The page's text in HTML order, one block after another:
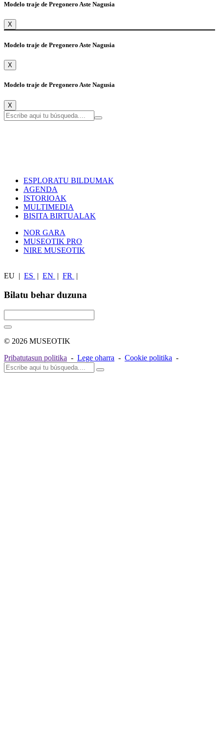
Modelo traje de Pregonero Aste Nagusia
X
Modelo traje de Pregonero Aste Nagusia
X
Modelo traje de Pregonero Aste Nagusia
X
ESPLORATU BILDUMAK
AGENDA
ISTORIOAK
MULTIMEDIA
BISITA BIRTUALAK
NOR GARA
MUSEOTIK PRO
NIRE MUSEOTIK
EU | ES | EN | FR |
Bilatu behar duzuna
© 2026 MUSEOTIK
Pribatutasun politika - Lege oharra - Cookie politika -